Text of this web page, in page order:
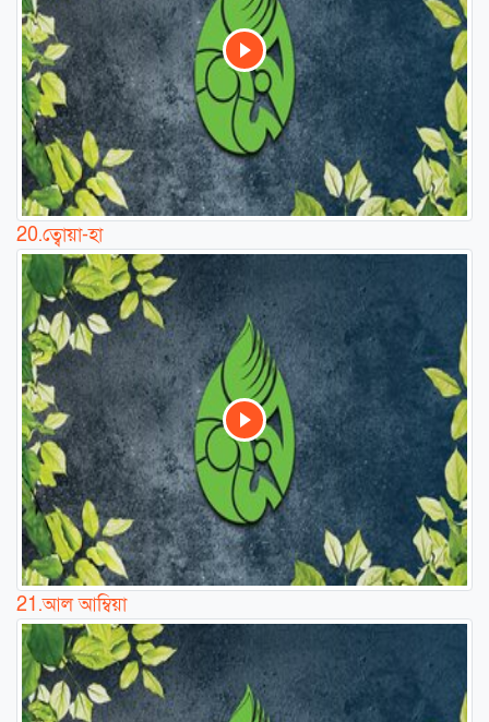
20.ত্বোয়া-হা
21.আল আম্বিয়া